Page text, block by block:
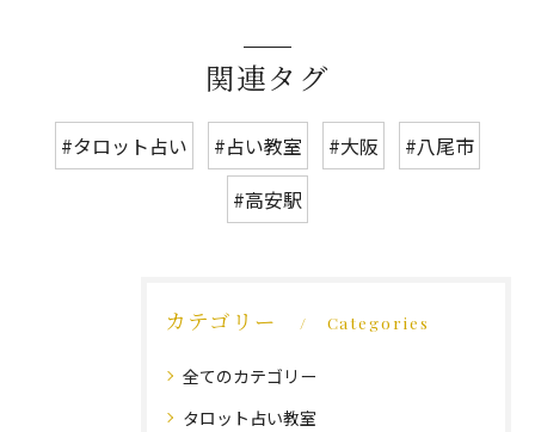
関連タグ
#タロット占い #占い教室 #大阪
#八尾市
#高安駅
カテゴリー Categories
全てのカテゴリー
タロット占い教室